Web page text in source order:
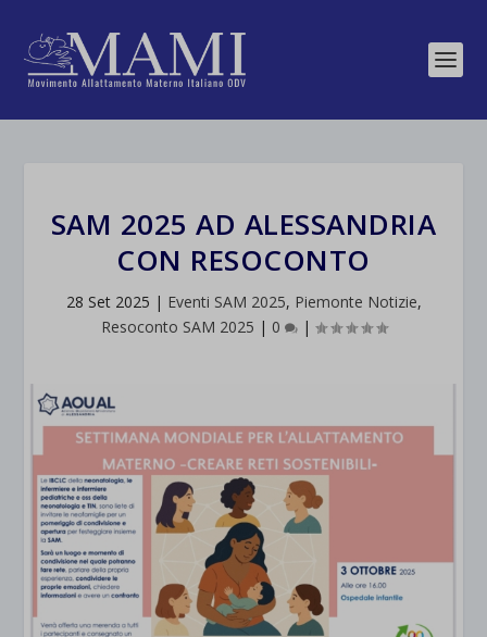
SAM 2025 AD ALESSANDRIA
CON RESOCONTO
28 Set 2025 | Eventi SAM 2025, Piemonte Notizie,
Resoconto SAM 2025 | 0 |